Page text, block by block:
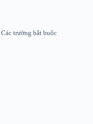
Các trường bắt buộc